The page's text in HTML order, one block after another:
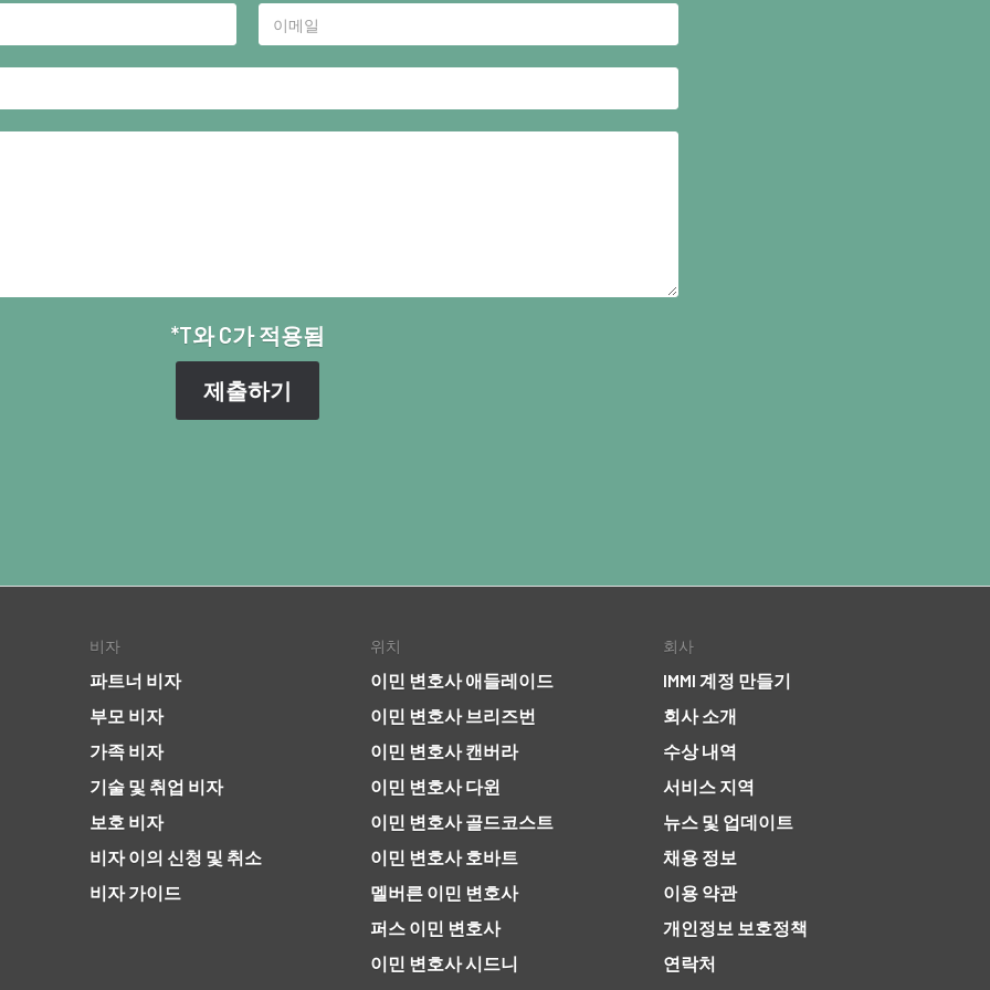
*T와 C가 적용됨
위치
이민 변호사 애들레이드
이민 변호사 브리즈번
이민 변호사 캔버라
이민 변호사 다윈
이민 변호사 골드코스트
이민 변호사 호바트
멜버른 이민 변호사
퍼스 이민 변호사
이민 변호사 시드니
비자
파트너 비자
부모 비자
가족 비자
기술 및 취업 비자
보호 비자
비자 이의 신청 및 취소
비자 가이드
회사
IMMI 계정 만들기
회사 소개
수상 내역
서비스 지역
뉴스 및 업데이트
채용 정보
이용 약관
개인정보 보호정책
연락처